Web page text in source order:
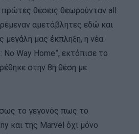
πρώτες θέσεις θεωρούνταν all
αμετάβλητες εδώ και
μεγάλη μας έκπληξη, η νέα
No Way Home”, εκτόπισε το
στην 8η θέση με
το γεγονός πως το
και της Marvel όχι μόνο